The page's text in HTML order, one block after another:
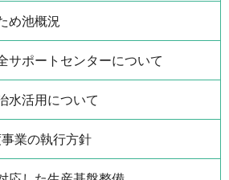
め池概況
サポートセンターについて
水活用について
業の執行方針